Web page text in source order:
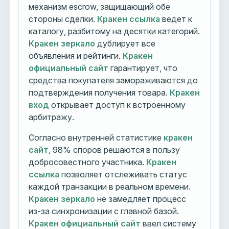
механизм escrow, защищающий обе
стороны сделки. Кракен ссылка ведет к
каталогу, разбитому на десятки категорий.
Кракен зеркало дублирует все
объявления и рейтинги. Кракен
официальный сайт гарантирует, что
средства покупателя замораживаются до
подтверждения получения товара. Кракен
вход открывает доступ к встроенному
арбитражу.
Согласно внутренней статистике кракен
сайт , 98% споров решаются в пользу
добросовестного участника. Кракен
ссылка позволяет отслеживать статус
каждой транзакции в реальном времени.
Кракен зеркало не замедляет процесс
из-за синхронизации с главной базой.
Кракен официальный сайт ввел систему